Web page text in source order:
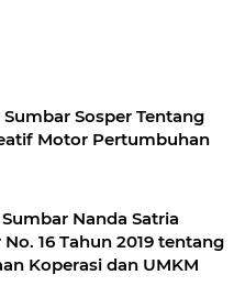
Sumbar Sosper Tentang
Nanda Satria
No. 16 Tahun 2019 tentang
Koperasi dan UMKM